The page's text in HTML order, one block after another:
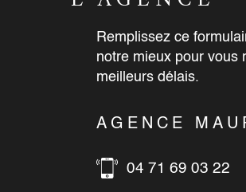
Remplissez ce
notre mieux pour vous
meilleurs délais.
AGENCE
04 71 69 03 22